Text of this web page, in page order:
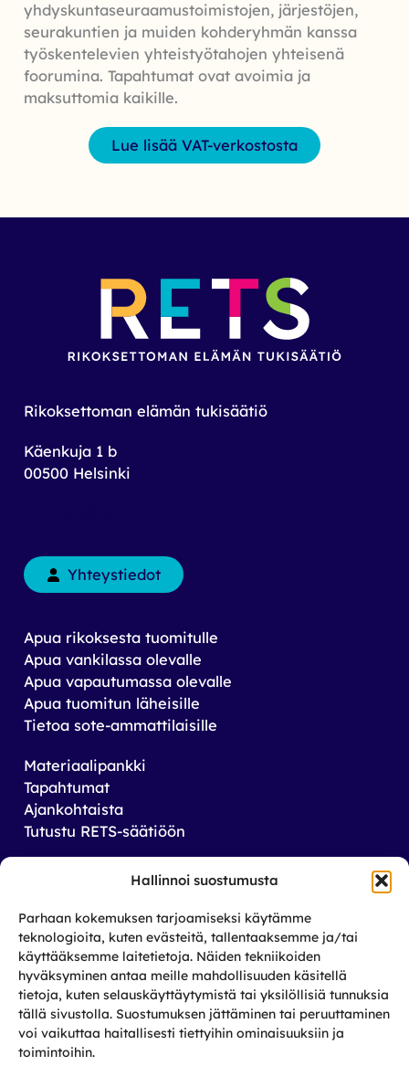
Hallinnoi suostumusta
Parhaan kokemuksen tarjoamiseksi käytämme
teknologioita, kuten evästeitä, tallentaaksemme ja/tai
käyttääksemme laitetietoja. Näiden tekniikoiden
hyväksyminen antaa meille mahdollisuuden käsitellä
tietoja, kuten selauskäyttäytymistä tai yksilöllisiä tunnuksia
tällä sivustolla. Suostumuksen jättäminen tai peruuttaminen
voi vaikuttaa haitallisesti tiettyihin ominaisuuksiin ja
toimintoihin.
yhdyskuntaseuraamustoimistojen, järjestöjen,
seurakuntien ja muiden kohderyhmän kanssa
työskentelevien yhteistyötahojen yhteisenä
foorumina. Tapahtumat ovat avoimia ja
maksuttomia kaikille.
Lue lisää VAT-verkostosta
Rikoksettoman elämän tukisäätiö
Käenkuja 1 b
00500 Helsinki
Yhteystiedot
Apua rikoksesta tuomitulle
Apua vankilassa olevalle
Apua vapautumassa olevalle
Apua tuomitun läheisille
Tietoa sote-ammattilaisille
Materiaalipankki
Tapahtumat
Ajankohtaista
Tutustu RETS-säätiöön
Tilaa uutiskirjeemme
Saat tiedon tulevista tapahtumista sekä
toiminnastamme rikos­taustaisten ja heidän
läheistensä aseman parantamiseksi.
Tilaa
Facebook
X Instagram
LinkedIn